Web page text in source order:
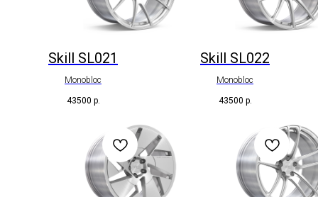
Skill SL021
Monobloc
43500 р.
Skill SL022
Monobloc
43500 р.